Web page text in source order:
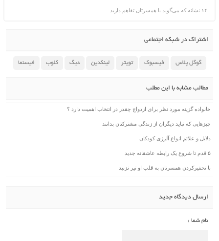
۱۴ نشانه که می‌گوید با همسرتان تفاهم دارید
اشتراک در شبکه اجتماعی
گوگل پلاس فیسبوک تویتر لینکدین دیگ کلوب فیسنما
مطالب مشابه با این مطلب
خانواده گزینه مورد نظر برای ازدواج چقدر در انتخاب اهمیت دارد ؟
چیزهایی که نباید دیگران از زندگی مشترکتان بدانند
دلایل و علائم انواع آلرژی کودکان
۵ قدم تا شروع یک رابطه عاشقانه جدید
با تحقیرکردن همسرتان به قلب او تیر نزنید
ارسال دیدگاه جدید
نام شما :